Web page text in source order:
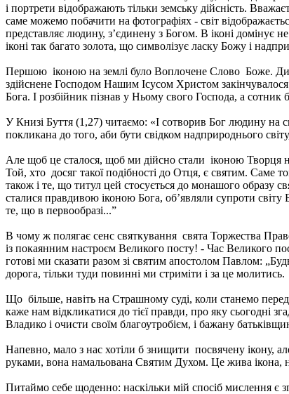
і портрети відображають тільки земську дійсність.
саме можемо побачити на фотографіях - світ
представляє людину, з’єдинену з Богом. В іконі
іконі так багато золота, що символізує ласку Божу і
Першою іконою на землі було Воплочене Слово Боже.
здійснене Господом Нашим Ісусом Христом
Бога. І розбійник пізнав у Ньому свого Господа, а
У Книзі Буття (1,27) читаємо: «І сотворив Бог людину
покликана до того, аби бути свідком надприроднього
Але щоб це сталося, щоб ми дійсно стали іконою Творця
Той, хто досяг такої подібності до Отця, є святим. Саме
також і те, що титул цей стосується до монашого образу
сталися правдивою іконою Бога, об’являли супроти
те, що в первообразі...”
В чому ж полягає сенс святкування свята Торжества
із покаянним настроєм Великого посту! - Час Великого
готові ми сказати разом зі святим апостолом Павлом:
дорога, тільки туди повинні ми стриміти і за це молитись.
Що більше, навіть на Страшному суді, коли станемо
каже нам відкликатися до тієї правди, про яку сьогодні
Владико і очисти своїм благоутробієм, і бажану
Напевно, мало з нас хотіли б знищити посвячену ікону,
руками, вона намальована Святим Духом. Це жива ікона,
Питаймо себе щоденно: наскільки мій спосіб мислення є